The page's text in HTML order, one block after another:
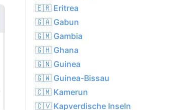
Fri, Aug 14
Vereinzelte
regenschauer in
der nähe
🇪🇷 Eritrea
🇬🇦 Gabun
🇬🇲 Gambia
🇬🇭 Ghana
🇬🇳 Guinea
🇬🇼 Guinea-Bissau
🇨🇲 Kamerun
🇨🇻 Kapverdische Inseln